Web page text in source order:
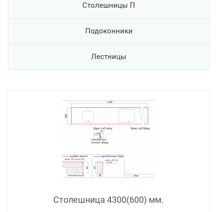
Столешницы П
Подоконники
Лестницы
Столешница 4300(600) мм.